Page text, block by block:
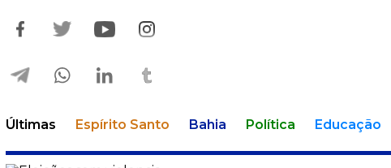
Últimas Espírito Santo Bahia Política Educação